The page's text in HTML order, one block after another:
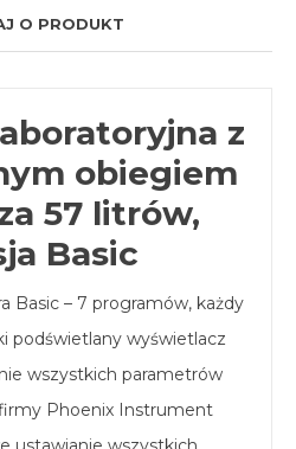
O PRODUKT
z
obiegiem
57 litrów,
Basic
Basic – 7 programów, każdy
podświetlany wyświetlacz
wszystkich parametrów
Phoenix Instrument